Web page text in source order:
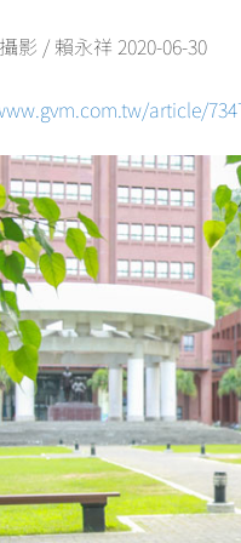
影 / 賴永祥 2020-06-30
article/